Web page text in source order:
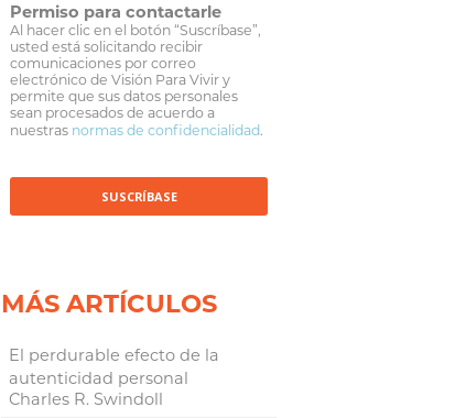
Permiso para contactarle
Al hacer clic en el botón “Suscríbase”,
usted está solicitando recibir
comunicaciones por correo
electrónico de Visión Para Vivir y
permite que sus datos personales
sean procesados de acuerdo a
nuestras normas de confidencialidad.
MÁS ARTÍCULOS
El perdurable efecto de la
autenticidad personal
Charles R. Swindoll